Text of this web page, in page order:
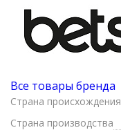
Все товары бренда
Страна происхождения
Страна производства